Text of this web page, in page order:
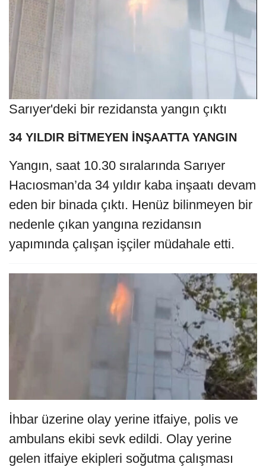
Sarıyer'deki bir rezidansta yangın çıktı
34 YILDIR BİTMEYEN İNŞAATTA YANGIN
Yangın, saat 10.30 sıralarında Sarıyer
Hacıosman’da 34 yıldır kaba inşaatı devam
eden bir binada çıktı. Henüz bilinmeyen bir
nedenle çıkan yangına rezidansın
yapımında çalışan işçiler müdahale etti.
İhbar üzerine olay yerine itfaiye, polis ve
ambulans ekibi sevk edildi. Olay yerine
gelen itfaiye ekipleri soğutma çalışması